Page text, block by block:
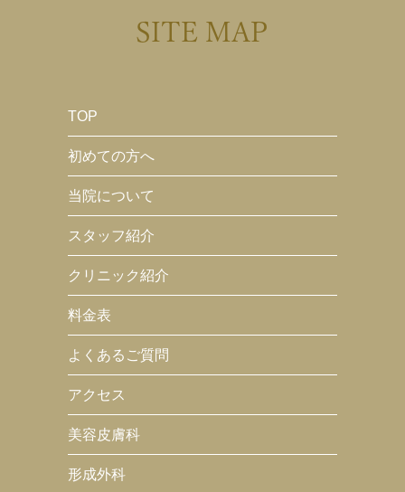
SITE MAP
TOP
初めての方へ
当院について
スタッフ紹介
クリニック紹介
料金表
よくあるご質問
アクセス
美容皮膚科
形成外科